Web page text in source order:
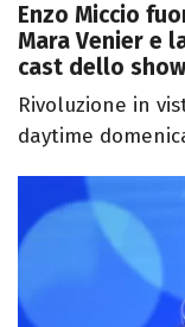
Enzo Miccio
Mara Venier e
cast dello show
Rivoluzione in
daytime